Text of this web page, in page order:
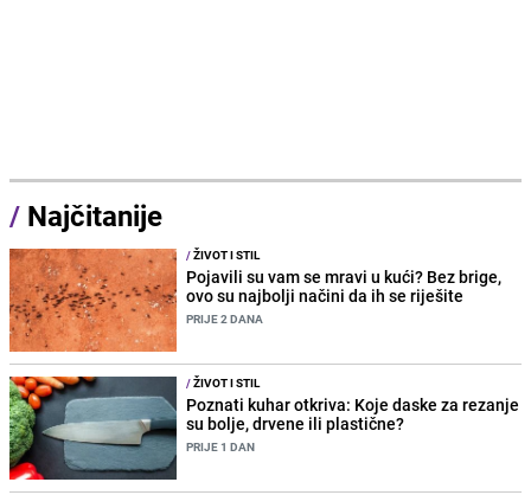
/ Najčitanije
/ŽIVOT I STIL
Pojavili su vam se mravi u kući? Bez brige,
ovo su najbolji načini da ih se riješite
PRIJE 2 DANA
/ŽIVOT I STIL
Poznati kuhar otkriva: Koje daske za rezanje
su bolje, drvene ili plastične?
PRIJE 1 DAN